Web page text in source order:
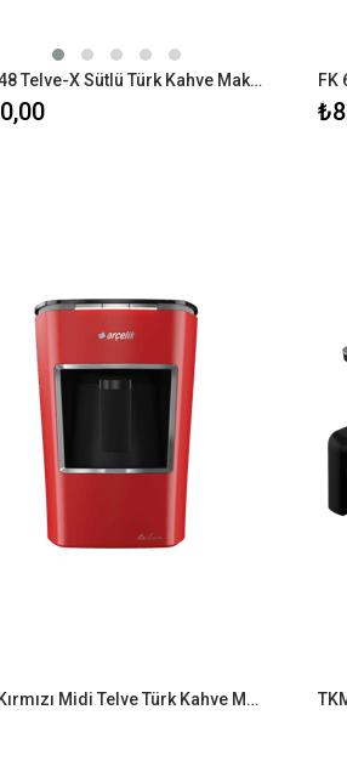
TKM 6448 Telve-X Sütlü Türk Kahve Makinesi FK
K 3400 Kırmızı Midi Telve Türk Kahve Makinesi